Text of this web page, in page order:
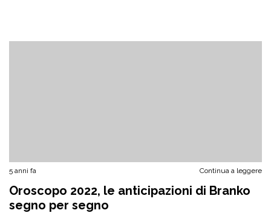
5 anni fa Continua a leggere
Oroscopo 2022, le anticipazioni di Branko
segno per segno